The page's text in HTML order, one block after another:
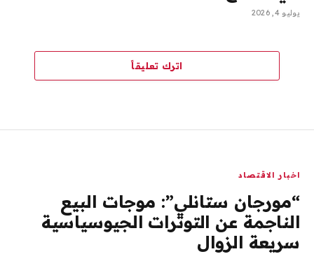
يوليو 4, 2026
اترك تعليقاً
اخبار الاقتصاد
“مورجان ستانلي”: موجات البيع
الناجمة عن التوترات الجيوسياسية
سريعة الزوال